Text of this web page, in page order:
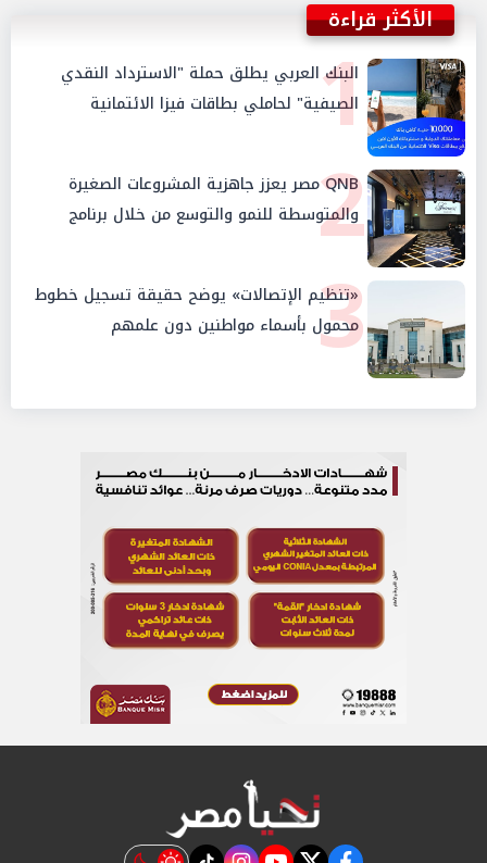
الأكثر قراءة
1
البنك العربي يطلق حملة "الاسترداد النقدي
الصيفية" لحاملي بطاقات فيزا الائتمانية
2QNB مصر يعزز جاهزية المشروعات الصغيرة
والمتوسطة للنمو والتوسع من خلال برنامج
أبطال المشروعات الصغيرة والمتوسطة
3
«تنظيم الإتصالات» يوضح حقيقة تسجيل خطوط
محمول بأسماء مواطنين دون علمهم